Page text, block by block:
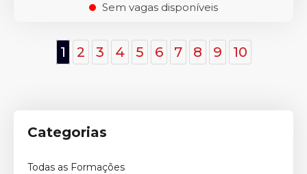
. Sem vagas disponíveis
1 2 3 4 5 6 7 8 9 10
Categorias
Todas as Formações